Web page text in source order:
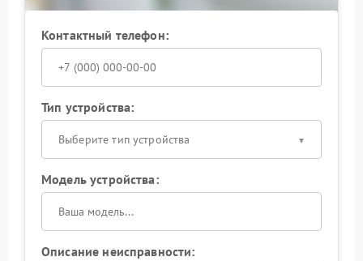
Контактный телефон:
Тип устройства:
Выберите тип устройства
Модель устройства:
Описание неисправности: